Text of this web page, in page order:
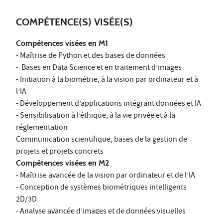
COMPÉTENCE(S) VISÉE(S)
Compétences visées en M1
- Maîtrise de Python et des bases de données
- Bases en Data Science et en traitement d’images
- Initiation à la biométrie, à la vision par ordinateur et à
l’IA
- Développement d’applications intégrant données et IA
- Sensibilisation à l’éthique, à la vie privée et à la
réglementation
Communication scientifique, bases de la gestion de
projets et projets concrets
Compétences visées en M2
- Maîtrise avancée de la vision par ordinateur et de l’IA
- Conception de systèmes biométriques intelligents
2D/3D